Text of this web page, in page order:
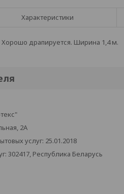
Характеристики
Хорошо драпируется. Ширина 1,4 м.
2А
услуг: 25.01.2018
302417, Республика Беларусь